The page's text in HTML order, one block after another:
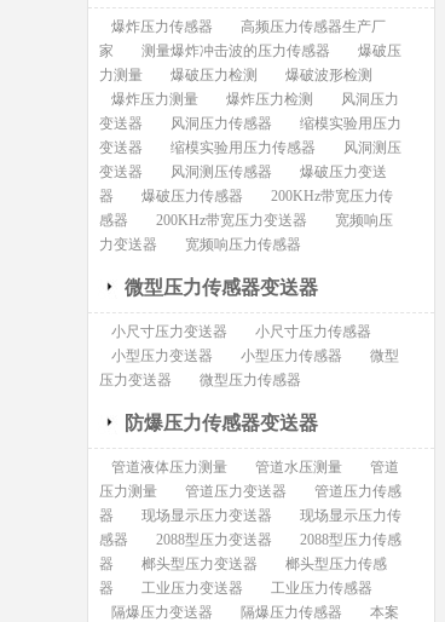
爆炸压力传感器
高频压力传感器生产厂
家
测量爆炸冲击波的压力传感器
爆破压
力测量
爆破压力检测
爆破波形检测
爆炸压力测量
爆炸压力检测
风洞压力
变送器
风洞压力传感器
缩模实验用压力
变送器
缩模实验用压力传感器
风洞测压
变送器
风洞测压传感器
爆破压力变送
器
爆破压力传感器
200KHz带宽压力传
感器
200KHz带宽压力变送器
宽频响压
力变送器
宽频响压力传感器
微型压力传感器变送器
小尺寸压力变送器
小尺寸压力传感器
小型压力变送器
小型压力传感器
微型
压力变送器
微型压力传感器
防爆压力传感器变送器
管道液体压力测量 管道水压测量
管道
压力测量
管道压力变送器
管道压力传感
器
现场显示压力变送器
现场显示压力传
感器
2088型压力变送器
2088型压力传感
器
榔头型压力变送器
榔头型压力传感
器
工业压力变送器
工业压力传感器
隔爆压力变送器
隔爆压力传感器
本案